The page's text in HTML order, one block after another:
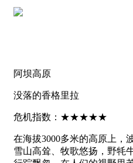
阿坝高原
没落的香格里拉
危机指数：★★★★★
在海拔3000多米的高原上，
雪山高耸、牧歌悠扬，野牦